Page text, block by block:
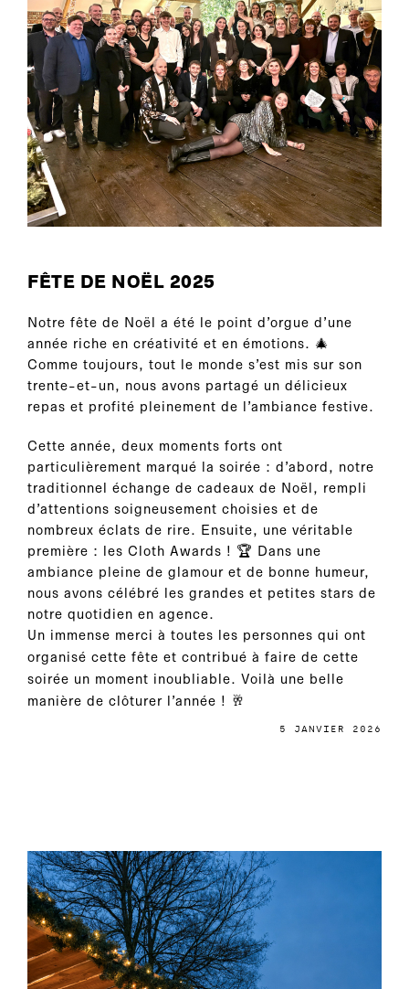
FÊTE DE NOËL 2025
Notre fête de Noël a été le point d’orgue d’une
année riche en créativité et en émotions. 🎄
Comme toujours, tout le monde s’est mis sur son
trente-et-un, nous avons partagé un délicieux
repas et profité pleinement de l’ambiance festive.
Cette année, deux moments forts ont
particulièrement marqué la soirée : d’abord, notre
traditionnel échange de cadeaux de Noël, rempli
d’attentions soigneusement choisies et de
nombreux éclats de rire. Ensuite, une véritable
première : les Cloth Awards ! 🏆 Dans une
ambiance pleine de glamour et de bonne humeur,
nous avons célébré les grandes et petites stars de
notre quotidien en agence.
Un immense merci à toutes les personnes qui ont
organisé cette fête et contribué à faire de cette
soirée un moment inoubliable. Voilà une belle
manière de clôturer l’année ! 🥂
5 JANVIER 2026